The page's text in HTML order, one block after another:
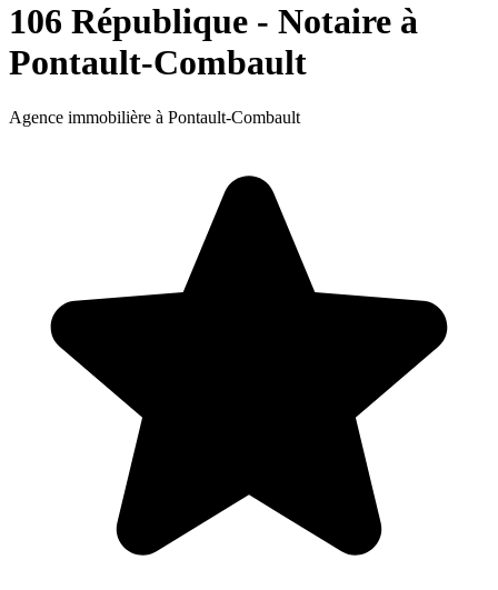
106 République - Notaire à
Pontault-Combault
Agence immobilière à Pontault-Combault